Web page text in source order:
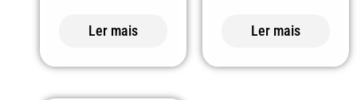
Ler mais Ler mais